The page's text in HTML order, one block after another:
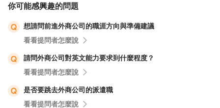
你可能感興趣的問題
想請問前進外商公司的職涯方向與準備建議
看看提問者怎麼說
請問外商公司對英文能力要求到什麼程度？
看看提問者怎麼說
是否要跳去外商公司的派遣職
看看提問者怎麼說